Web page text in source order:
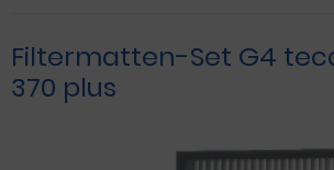
Filtermatten-Set G4
370 plus